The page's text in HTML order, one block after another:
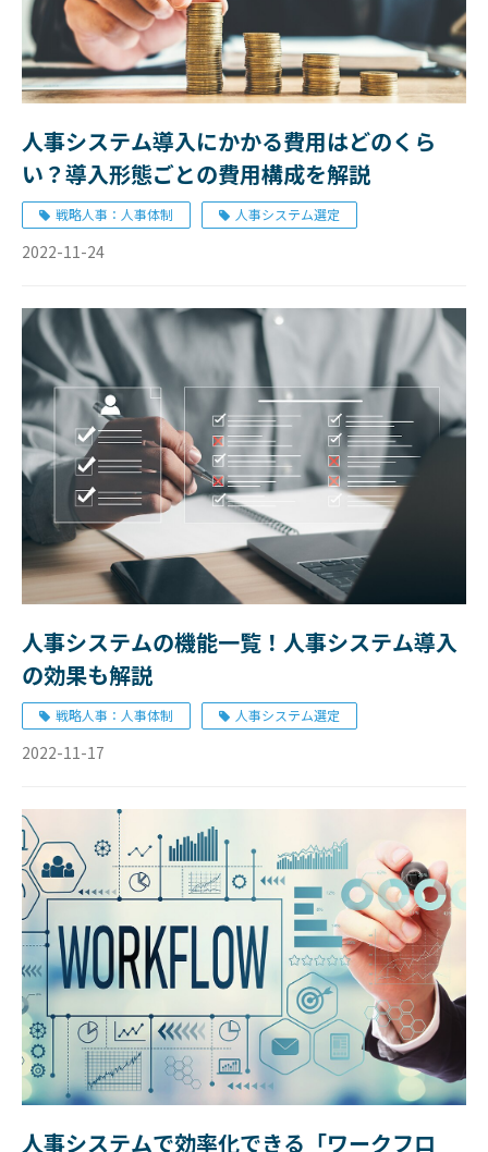
人事システム導入にかかる費用はどのくら
い？導入形態ごとの費用構成を解説
戦略人事：人事体制 人事システム選定
2022-11-24
人事システムの機能一覧！人事システム導入
の効果も解説
戦略人事：人事体制 人事システム選定
2022-11-17
人事システムで効率化できる「ワークフロ